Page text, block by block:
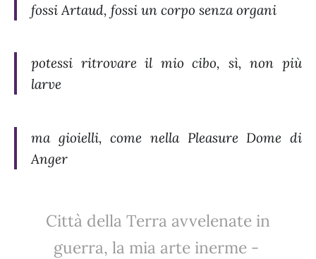
fossi Artaud, fossi un corpo senza organi
potessi ritrovare il mio cibo, sì, non più
larve
ma gioielli, come nella Pleasure Dome di
Anger
Città della Terra avvelenate in
guerra, la mia arte inerme -